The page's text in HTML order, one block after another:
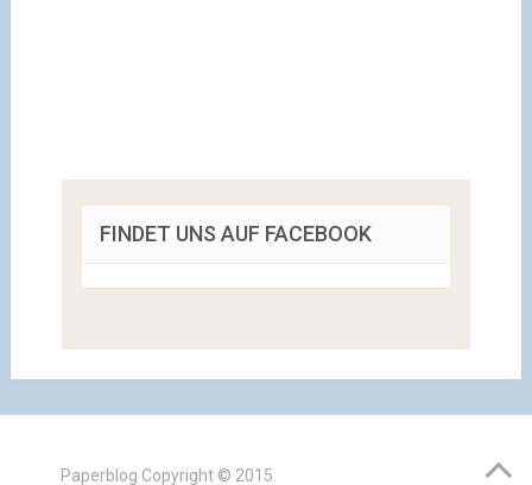
FINDET UNS AUF FACEBOOK
Paperblog Copyright © 2015.